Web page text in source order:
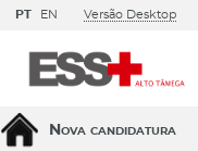
PT EN Versão Desktop
Nova candidatura